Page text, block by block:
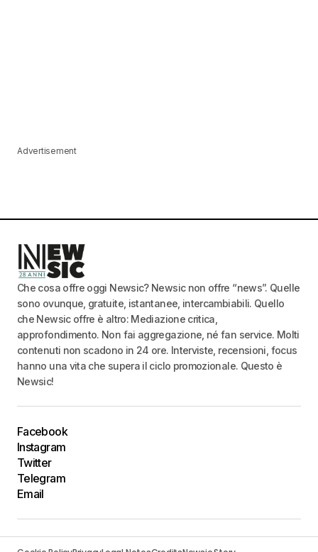
Advertisement
Che cosa offre oggi Newsic? Newsic non offre “news”. Quelle
sono ovunque, gratuite, istantanee, intercambiabili. Quello
che Newsic offre è altro: Mediazione critica,
approfondimento. Non fai aggregazione, né fan service. Molti
contenuti non scadono in 24 ore. Interviste, recensioni, focus
hanno una vita che supera il ciclo promozionale. Questo è
Newsic!
Facebook
Instagram
Twitter
Telegram
Email